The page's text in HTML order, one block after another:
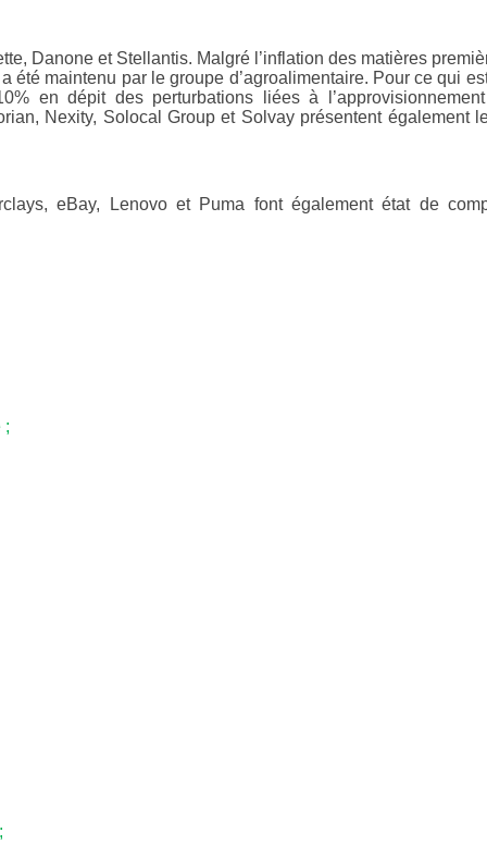
Danone et Stellantis. Malgré l’inflation des matières
été maintenu par le groupe d’agroalimentaire. Pour ce qui
en dépit des perturbations liées à
Nexity, Solocal Group et Solvay présentent également
eBay, Lenovo et Puma font également état de
;